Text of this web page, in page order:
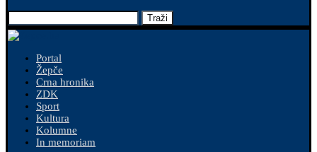
Traži
Portal
Žepče
Crna hronika
ZDK
Sport
Kultura
Kolumne
In memoriam